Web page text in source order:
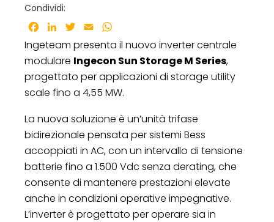
Condividi:
Facebook
LinkedInTwitter
Email
Ingeteam presenta il nuovo inverter centrale
modulare Ingecon Sun Storage M Series,
progettato per applicazioni di storage utility
scale fino a 4,55 MW.
La nuova soluzione è un’unità trifase
bidirezionale pensata per sistemi Bess
accoppiati in AC, con un intervallo di tensione
batterie fino a 1.500 Vdc senza derating, che
consente di mantenere prestazioni elevate
anche in condizioni operative impegnative.
L’inverter è progettato per operare sia in